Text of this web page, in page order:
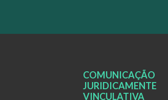
COMUNICAÇÃO
JURIDICAMENTE
VINCULATIVA